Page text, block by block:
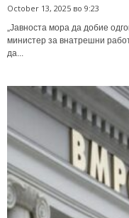
October 13, 2025 во 9:23
„Јавноста мора да добие
министер за внатрешни
да...